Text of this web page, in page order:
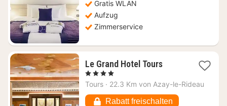
Gratis WLAN
Aufzug
Zimmerservice
Le Grand Hotel Tours1
ab
79,36
€
, 4 Sterne
Tours · 22.3 Km von Azay-le-Rideau
Rabatt freischalten